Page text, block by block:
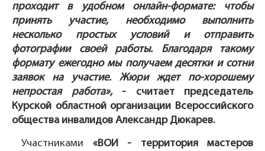
проходит в удобном онлайн-формате: чтобы
принять участие, необходимо выполнить
несколько простых условий и отправить
фотографии своей работы. Благодаря такому
формату ежегодно мы получаем десятки и сотни
заявок на участие. Жюри ждет по-хорошему
непростая работа»,- считает председатель
Курской областной организации Всероссийского
общества инвалидов Александр Дюкарев.
Участниками «ВОИ - территория мастеров